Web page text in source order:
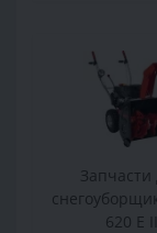
Запчасти
620 E II